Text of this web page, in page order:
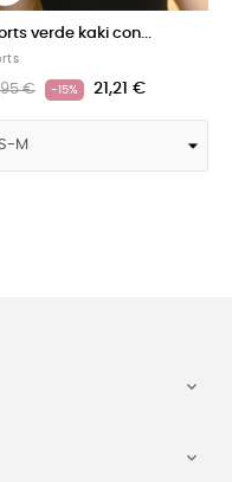
Shorts verde con
margaritas...
Shorts

